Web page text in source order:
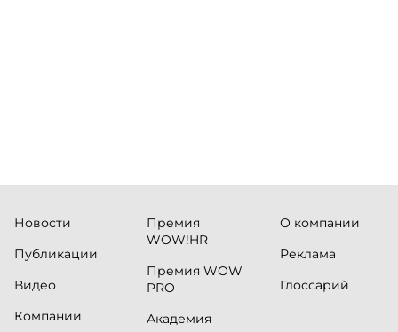
Новости
Публикации
Видео
Компании
Премия
WOW!HR
Премия WOW
PRO
Академия
О компании
Реклама
Глоссарий